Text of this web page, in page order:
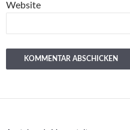
Website